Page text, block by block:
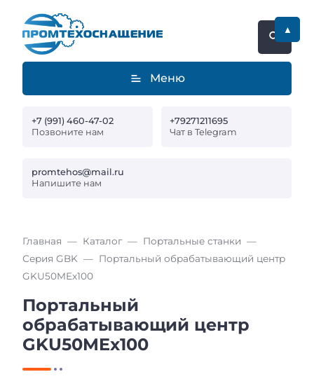
Меню
+7 (991) 460-47-02
Позвоните нам
+79271211695
Чат в Telegram
promtehos@mail.ru
Напишите нам
Главная Каталог
Портальные станки
Серия GBK
Портальный обрабатывающий центр
GKU50MEx100
Портальный
обрабатывающий центр
GKU50MEx100
▲